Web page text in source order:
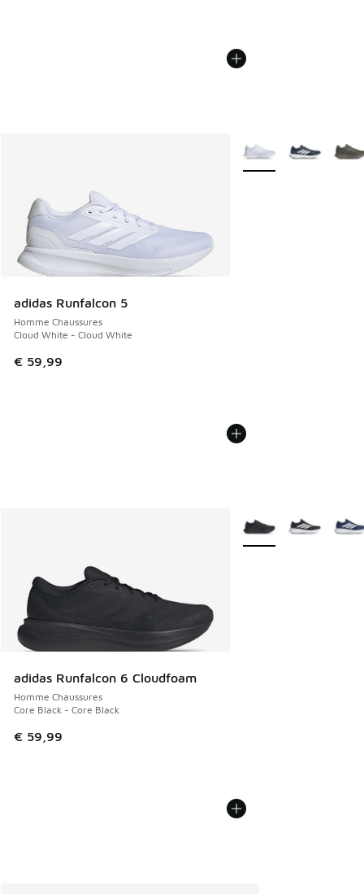
adidas Runfalcon 5
Homme Chaussures
Cloud White - Cloud White
€ 59,99
Plus de couleurs
adidas Runfalcon 6 Cloudfoam
Homme Chaussures
Core Black - Core Black
€ 59,99
Plus de couleurs